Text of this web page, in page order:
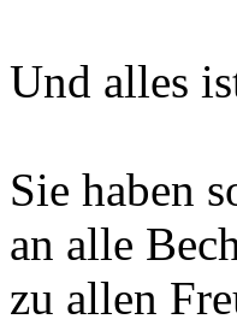
Und alles
Sie haben
an alle
zu allen